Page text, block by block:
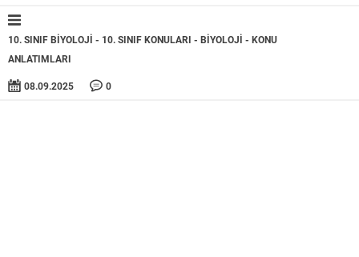
10. SINIF BIYOLOJI 10. SINIF KONULARI BIYOLOJI
KONU
ANLATIMLARI
08.09.2025 0